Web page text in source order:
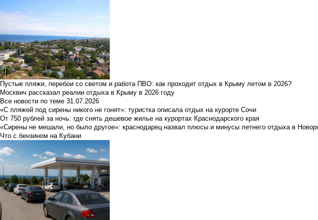
Пустые пляжи, перебои со светом и работа ПВО: как проходит отдых в Крыму летом в 2026?
Москвич рассказал реалии отдыха в Крыму в 2026 году
Все новости по теме 31.07.2026
«С пляжей под сирены никого не гонят»: туристка описала отдых на курорте Сочи
От 750 рублей за ночь: где снять дешевое жилье на курортах Краснодарского края
«Сирены не мешали, но было другое»: краснодарец назвал плюсы и минусы летнего отдыха в
Что с бензином на Кубани